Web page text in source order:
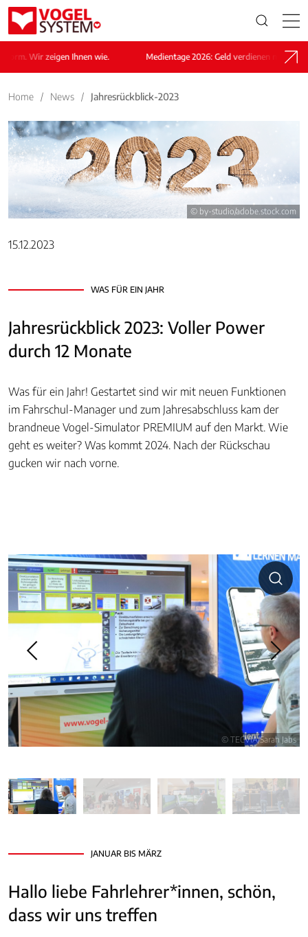
zeigen Ihnen wie. Medientage 2026: Geld verdienen nach der Reform.
Home / News / Jahresrückblick-2023
© by-studio/adobe.stock.com
15.12.2023
WAS FÜR EIN JAHR
Jahresrückblick 2023: Voller Power
durch 12 Monate
Was für ein Jahr! Gestartet sind wir mit neuen Funktionen
im Fahrschul-Manager und zum Jahresabschluss kam der
brandneue Vogel-Simulator PREMIUM auf den Markt. Wie
geht es weiter? Was kommt 2024. Nach der Rückschau
gucken wir nach vorne.
© TECVIA/Sarah Jabs
JANUAR BIS MÄRZ
Hallo liebe Fahrlehrer*innen, schön,
dass wir uns treffen